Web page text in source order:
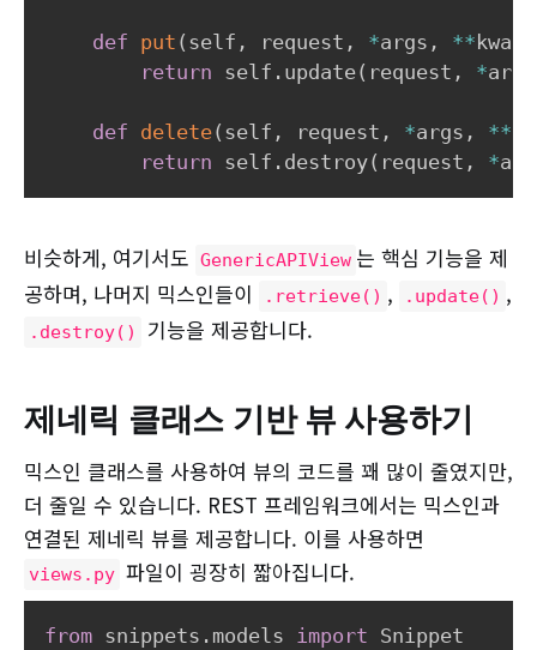
def put ( self , request , *args , **
return self . update( request , *args
def delete( self , request , *args , **
return self . destroy( request , *
비슷하게, 여기서도 GenericAPIView 는 핵심 기능을 제
공하며, 나머지 믹스인들이
.retrieve() , .update() ,
.destroy() 기능을 제공합니다.
제네릭 클래스 기반 뷰 사용하기
믹스인 클래스를 사용하여 뷰의 코드를 꽤 많이 줄였지만,
더 줄일 수 있습니다. REST 프레임워크에서는 믹스인과
연결된 제네릭 뷰를 제공합니다. 이를 사용하면
views.py 파일이 굉장히 짧아집니다.
from snippets . models import